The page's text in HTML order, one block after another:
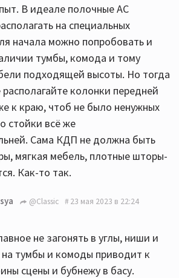
В идеале полочные АС
на специальных
начала можно попробовать и
тумбы, комода и тому
подходящей высоты. Но тогда
располагайте колонки передней
к краю, чтоб не было ненужных
стойки всё же
Сама КДП не должна быть
мягкая мебель, плотные шторы-
Как-то так.
@Classic 23 мая 2023 в 22:24
не загонять в углы, ниши и
на тумбы и комоды приводит к
сцены и бубнежу в басу.